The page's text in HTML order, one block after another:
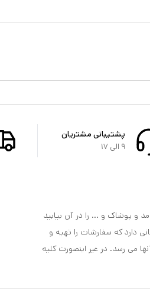
پشتیبانی مشتریان
۹ الی ۱۷
مد و پوشاک و ... را در آن بیابید
دارد که سفارشات را تهیه و
می رسد. در غیر اینصورت کلیه